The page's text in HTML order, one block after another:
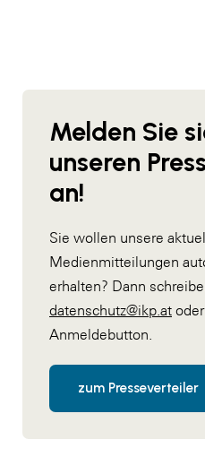
Melden Sie
unseren
an!
Sie wollen unsere
Medienmitteilungen
erhalten? Dann
datenschutz@ikp.at
Anmeldebutton.
zum Presseverteiler